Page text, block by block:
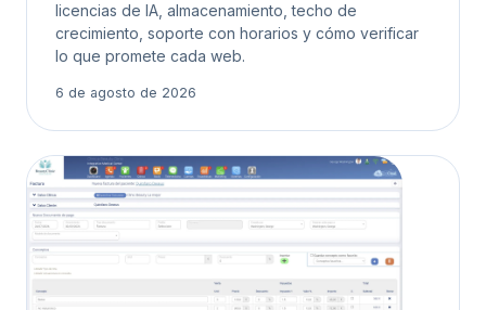
licencias de IA, almacenamiento, techo de
crecimiento, soporte con horarios y cómo verificar
lo que promete cada web.
6 de agosto de 2026